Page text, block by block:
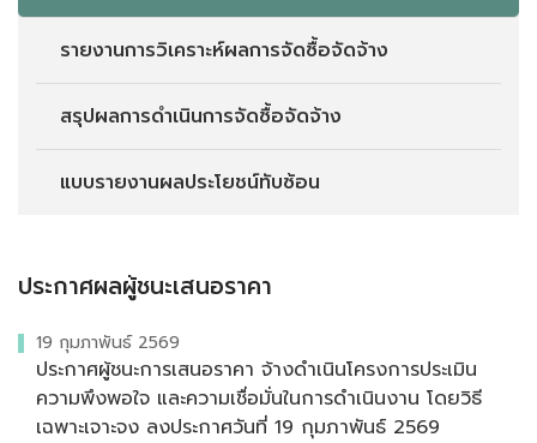
รายงานการวิเคราะห์ผลการจัดซื้อจัดจ้าง
สรุปผลการดำเนินการจัดซื้อจัดจ้าง
แบบรายงานผลประโยชน์ทับซ้อน
ประกาศผลผู้ชนะเสนอราคา
19 กุมภาพันธ์ 2569
ประกาศผู้ชนะการเสนอราคา จ้างดำเนินโครงการประเมิน
ความพึงพอใจ และความเชื่อมั่นในการดำเนินงาน โดยวิธี
เฉพาะเจาะจง ลงประกาศวันที่ 19 กุมภาพันธ์ 2569